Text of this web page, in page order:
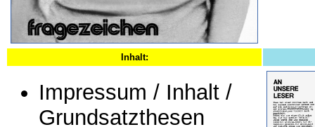
Inhalt:
Impressum / Inhalt /
Grundsatzthesen